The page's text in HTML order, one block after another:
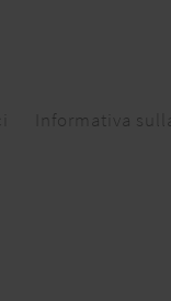
Informativa